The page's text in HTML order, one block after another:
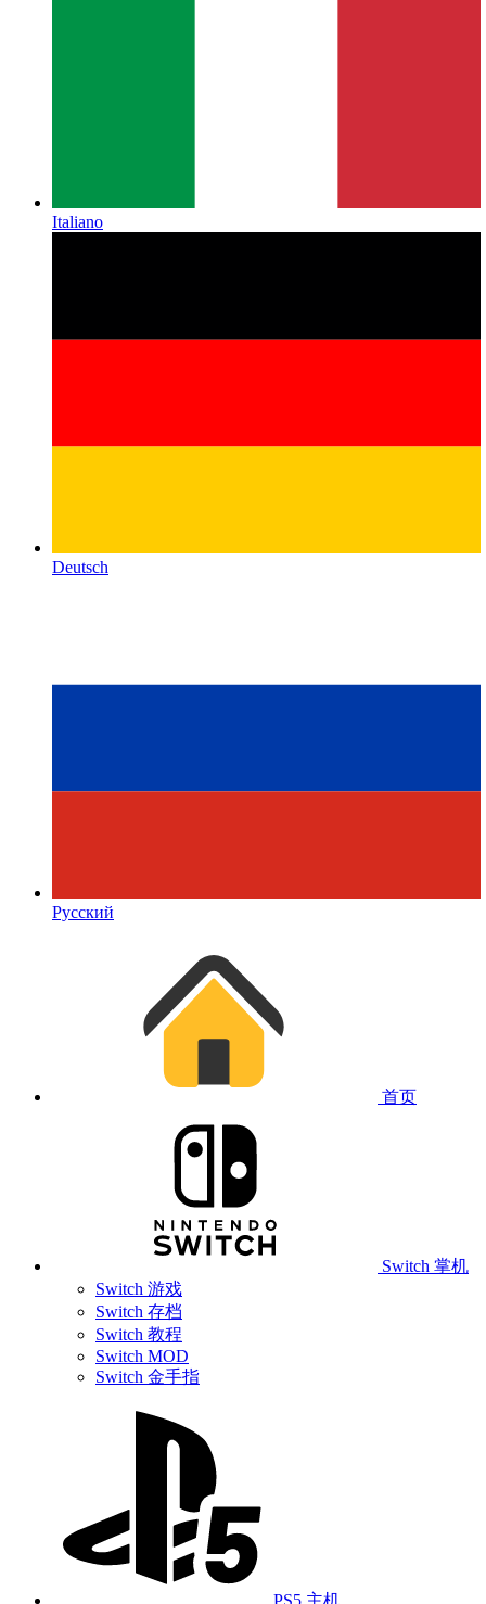
Italiano
Deutsch
Русский
首页
Switch 掌机
Switch 游戏
Switch 存档
Switch 教程
Switch MOD
Switch 金手指